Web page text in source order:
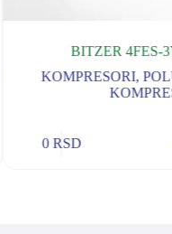
BITZER 4FES-
KOMPRESORI,
0 RSD